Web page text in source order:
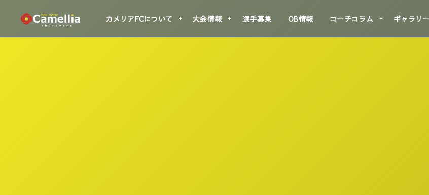
カメリアFCについて 大会情報 選手募集 OB情報 コーチコラム ギャラリー